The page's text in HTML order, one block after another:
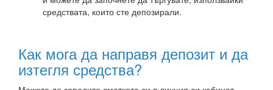
средствата, които сте депозирали.
Как мога да направя депозит и да
изтегля средства?